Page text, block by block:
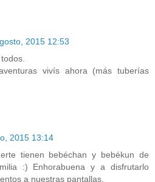
2015 12:53
vivís ahora (más tuberías
2015 13:14
tienen bebéchan y bebékun de
:) Enhorabuena y a disfrutarlo
a nuestras pantallas.